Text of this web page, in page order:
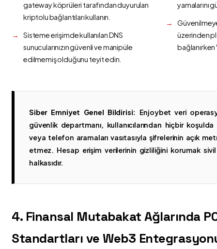
gateway köprüleri tarafından duyurulan
kriptolu bağlantıları kullanın.
Sisteme erişimde kullanılan DNS
sunucularınızın güvenli ve manipüle
edilmemiş olduğunu teyit edin.
yamalarını
üzerinden
bağlanırken
Siber Emniyet Genel Bildirisi:
Enjoybet veri
güvenlik departmanı, kullanıcılarından hiçbir
veya telefon aramaları vasıtasıyla şifrelerinin açık
etmez. Hesap erişim verilerinin gizliliğini korumak
halkasıdır.
4. Finansal Mutabakat Ağlarında
Standartları ve Web3